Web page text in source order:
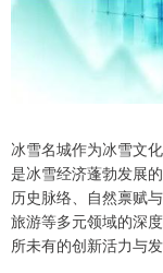
冰雪名城作为冰雪文
是冰雪经济蓬勃发展
历史脉络、自然禀赋
旅游等多元领域的深
所未有的创新活力与发